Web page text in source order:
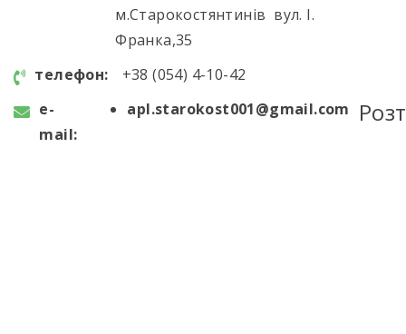
м.Старокостянтинів вул. І.
Франка,35
телефон:
+38 (054) 4-10-42
e-
mail:
apl.starokost001@gmail.com